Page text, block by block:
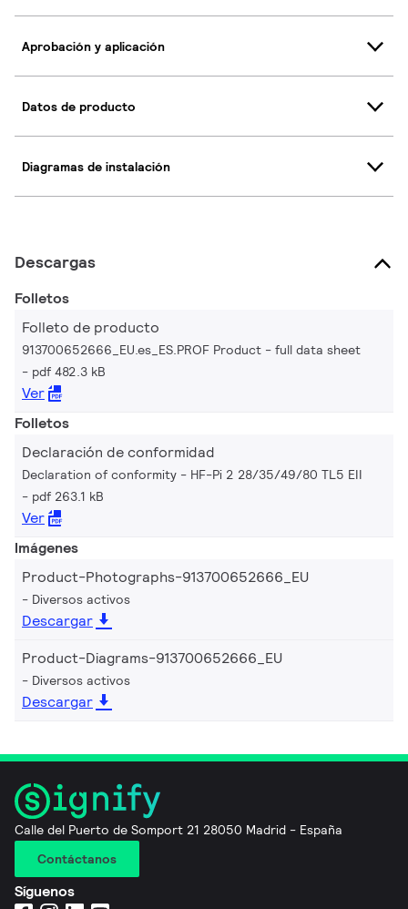
Aprobación y aplicación
Datos de producto
Diagramas de instalación
Descargas
Folletos
Folleto de producto
913700652666_EU.es_ES.PROF Product - full data sheet
pdf 482.3 kB
Ver
Folletos
Declaración de conformidad
Declaration of conformity - HF-Pi 2 28/35/49/80 TL5 EII
pdf 263.1 kB
Ver
Imágenes
Product-Photographs-913700652666_EU
Diversos activos
Descargar
Product-Diagrams-913700652666_EU
Diversos activos
Descargar
Calle del Puerto de Somport 21 28050 Madrid - España
Contáctanos
Síguenos